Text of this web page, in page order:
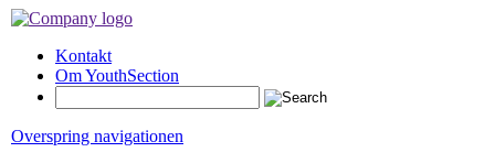
Kontakt
Om YouthSection
Overspring navigationen